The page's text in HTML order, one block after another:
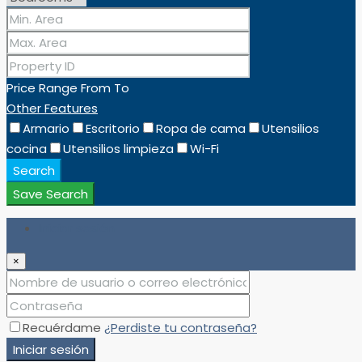
Price Range From To
Other Features
Armario
Escritorio Ropa de cama
Utensilios
cocina
Utensilios limpieza
Wi-Fi
Search
Save Search
×
Recuérdame ¿Perdiste tu contraseña?
Iniciar sesión